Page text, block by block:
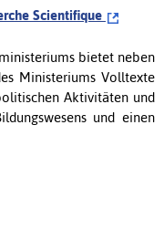
Scientifique
bietet neben
Ministeriums Volltexte
Aktivitäten und
und einen